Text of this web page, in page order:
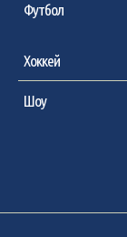
Футбол
Хоккей
Шоу